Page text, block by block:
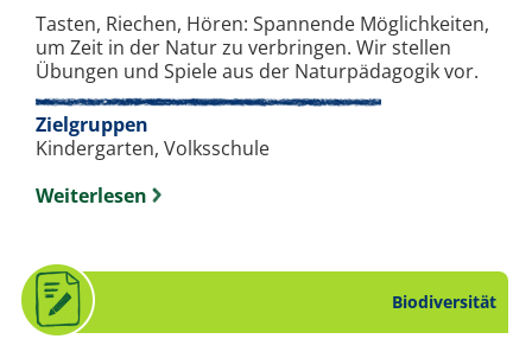
Tasten, Riechen, Hören: Spannende Möglichkeiten,
um Zeit in der Natur zu verbringen. Wir stellen
Übungen und Spiele aus der Naturpädagogik vor.
Zielgruppen
Kindergarten, Volksschule
Weiterlesen
Biodiversität